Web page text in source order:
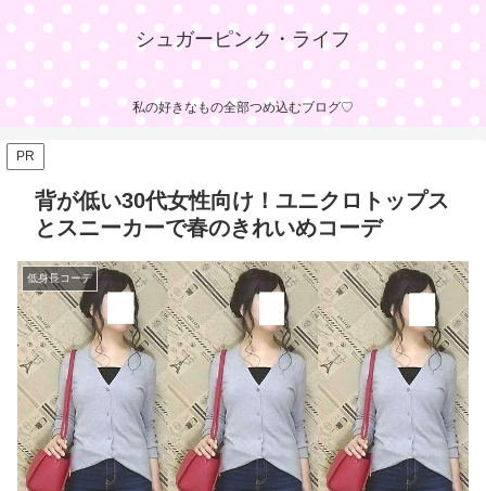
シュガーピンク・ライフ
私の好きなもの全部つめ込むブログ♡
PR
背が低い30代女性向け！ユニクロトップス
とスニーカーで春のきれいめコーデ
低身長コーデ